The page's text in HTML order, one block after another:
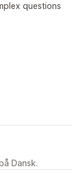
questions
Dansk.